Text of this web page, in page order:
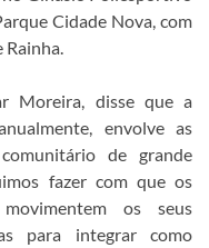
Cidade Nova, com
Rainha.
Moreira, disse que a
envolve as
de grande
fazer com que os
os seus
para integrar como